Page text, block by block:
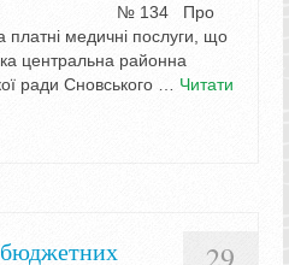
№ 134 Про
платні медичні послуги, що
центральна районна
ради Сновського … Читати